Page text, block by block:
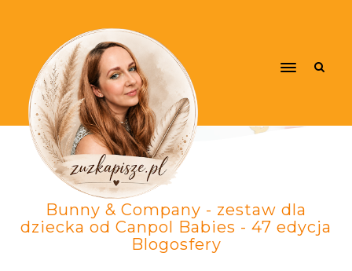
Bunny & Company - zestaw dla
dziecka od Canpol Babies - 47 edycja
Blogosfery